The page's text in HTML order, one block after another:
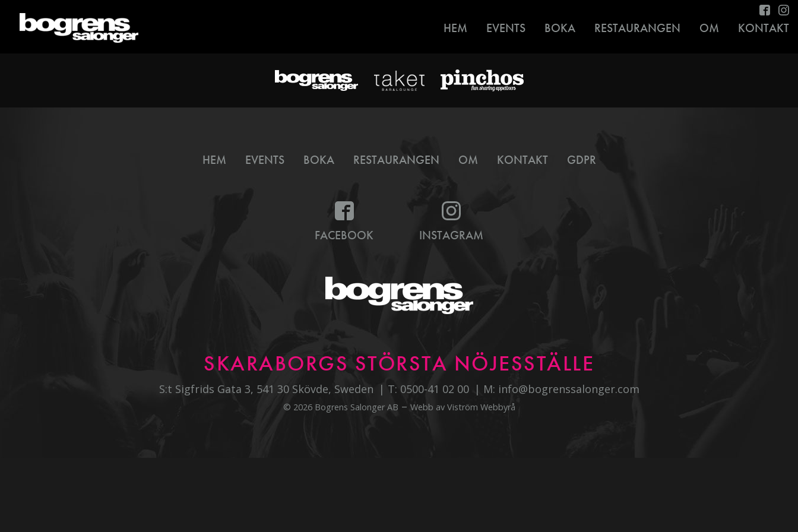
HEM EVENTS BOKA RESTAURANGEN OM KONTAKT
HEM EVENTS BOKA RESTAURANGEN OM KONTAKT GDPR
FACEBOOK INSTAGRAM
SKARABORGS STÖRSTA NÖJESSTÄLLE
S:t Sigfrids Gata 3, 541 30 Skövde, Sweden T: 0500-41 02 00 M: info@bogrenssalonger.com
© 2026 Bogrens Salonger AB – Webb av Viström Webbyrå